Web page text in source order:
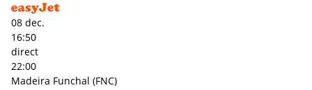
08 dec.
16:50
direct
22:00
Madeira Funchal (FNC)